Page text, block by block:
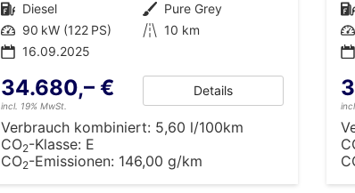
Kraftstoff Diesel Außenfarbe Pure Grey
Leistung 90 kW (122 PS) Kilometerstand 10 km
16.09.2025
34.680,– €
incl. 19% MwSt.
Details
Verbrauch kombiniert: 5,60 l/100km
CO2-Klasse: E
CO2-Emissionen: 146,00 g/km
Kraftstoff
Leistung